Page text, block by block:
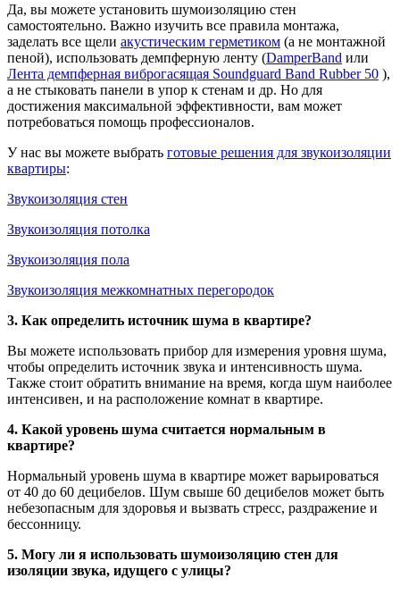
Да, вы можете установить шумоизоляцию стен
самостоятельно. Важно изучить все правила монтажа,
заделать все щели акустическим герметиком (а не монтажной
пеной), использовать демпферную ленту (DamperBand или
Лента демпферная виброгасящая Soundguard Band Rubber 50 ),
а не стыковать панели в упор к стенам и др. Но для
достижения максимальной эффективности, вам может
потребоваться помощь профессионалов.
У нас вы можете выбрать готовые решения для звукоизоляции
квартиры:
Звукоизоляция стен
Звукоизоляция потолка
Звукоизоляция пола
Звукоизоляция межкомнатных перегородок
3. Как определить источник шума в квартире?
Вы можете использовать прибор для измерения уровня шума,
чтобы определить источник звука и интенсивность шума.
Также стоит обратить внимание на время, когда шум наиболее
интенсивен, и на расположение комнат в квартире.
4. Какой уровень шума считается нормальным в
квартире?
Нормальный уровень шума в квартире может варьироваться
от 40 до 60 децибелов. Шум свыше 60 децибелов может быть
небезопасным для здоровья и вызвать стресс, раздражение и
бессонницу.
5. Могу ли я использовать шумоизоляцию стен для
изоляции звука, идущего с улицы?